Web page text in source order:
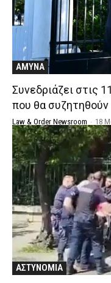
ΑΜΥΝΑ
Συνεδριάζει στις
που θα συζητηθούν
Law & Order Newsroom - 18
ΑΣΤΥΝΟΜΙΑ